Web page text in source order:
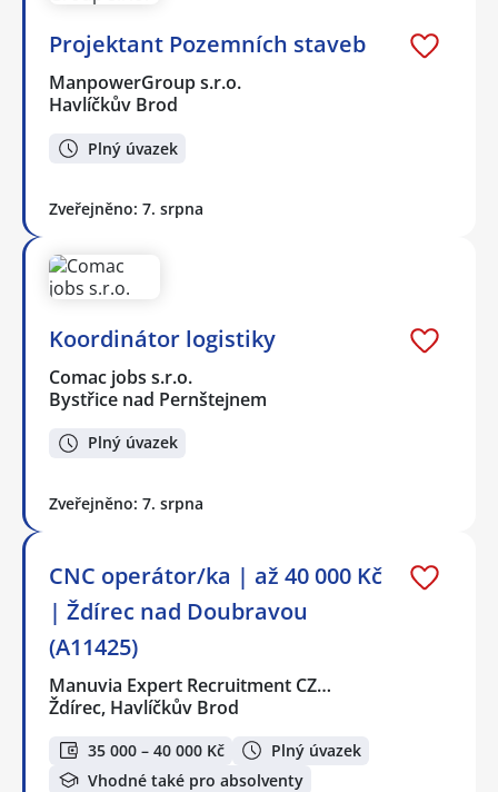
Projektant Pozemních staveb
ManpowerGroup s.r.o.
Havlíčkův Brod
Plný úvazek
Zveřejněno: 7. srpna
Koordinátor logistiky
Comac jobs s.r.o.
Bystřice nad Pernštejnem
Plný úvazek
Zveřejněno: 7. srpna
CNC operátor/ka | až 40 000 Kč
| Ždírec nad Doubravou
(A11425)
Manuvia Expert Recruitment CZ…
Ždírec, Havlíčkův Brod
35 000 – 40 000 Kč
Plný úvazek
Vhodné také pro absolventy